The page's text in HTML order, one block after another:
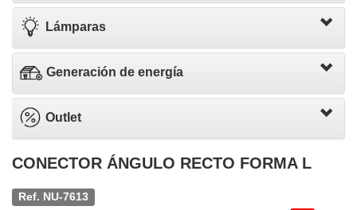
Lámparas
Generación de energía
Outlet
CONECTOR ÁNGULO RECTO FORMA L
Ref. NU-7613